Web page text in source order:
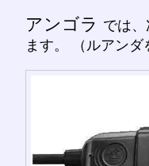
アンゴラ では
ます。 （ルアンダ